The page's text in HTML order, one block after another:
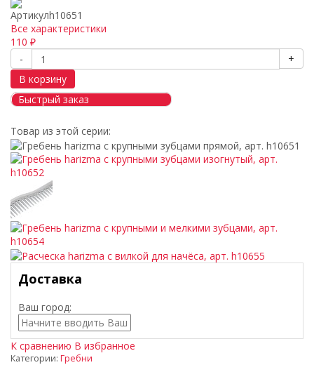
Артикулh10651
Все характеристики
110 ₽
-
+
В корзину
Быстрый заказ
Товар из этой серии:
Доставка
Ваш город:
К сравнению В избранное
Категории: Гребни